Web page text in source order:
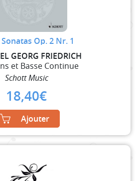
Op. 2 Nr. 1
GEORG FRIEDRICH
et Basse Continue
Schott Music
18,40€
Ajouter